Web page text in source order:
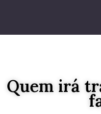
Quem irá